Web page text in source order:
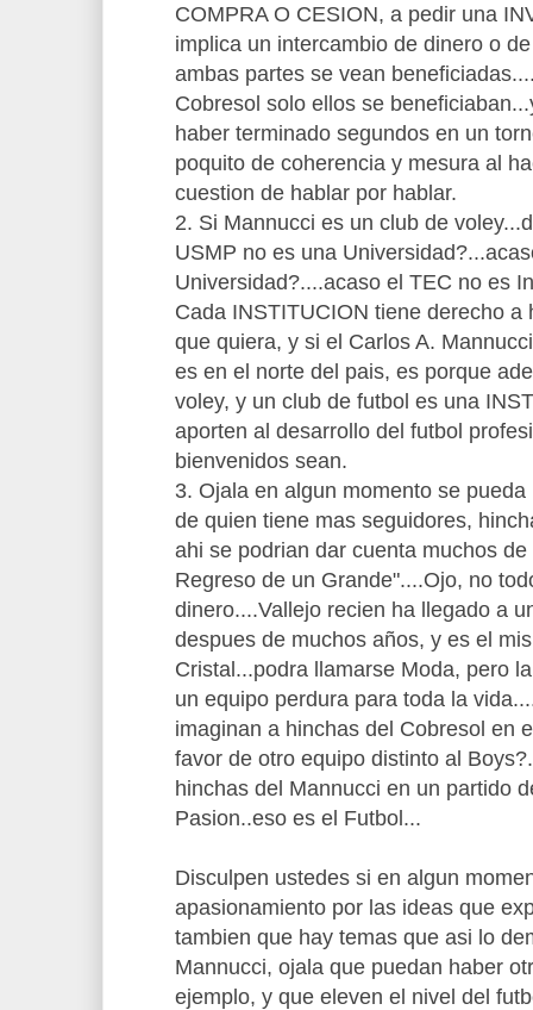
COMPRA O CESION, a pedir una
implica un intercambio de dinero o
ambas partes se vean
Cobresol solo ellos se
haber terminado segundos en un
poquito de coherencia y mesura al
cuestion de hablar por hablar.
2. Si Mannucci es un club de
USMP no es una
Universidad?....acaso el TEC no es
Cada INSTITUCION tiene derecho a
que quiera, y si el Carlos A.
es en el norte del pais, es porque
voley, y un club de futbol es una
aporten al desarrollo del futbol
bienvenidos sean.
3. Ojala en algun momento se
de quien tiene mas seguidores,
ahi se podrian dar cuenta muchos
Regreso de un Grande"....Ojo, no
dinero....Vallejo recien ha llegado a
despues de muchos años, y es el
Cristal...podra llamarse Moda, pero
un equipo perdura para toda la
imaginan a hinchas del Cobresol en
favor de otro equipo distinto al
hinchas del Mannucci en un partido
Pasion..eso es el Futbol...
Disculpen ustedes si en algun
apasionamiento por las ideas que
tambien que hay temas que asi lo
Mannucci, ojala que puedan haber
ejemplo, y que eleven el nivel del